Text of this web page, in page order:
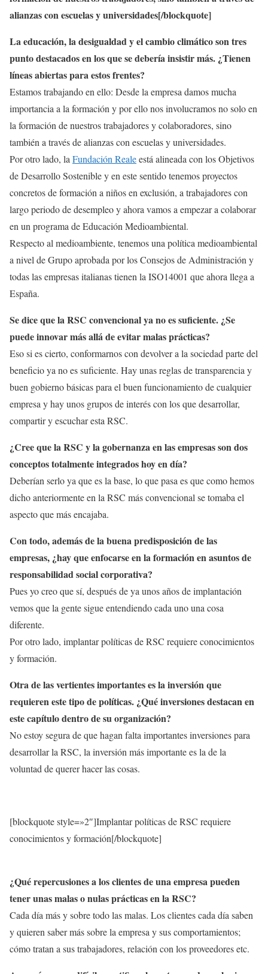
alianzas con escuelas y universidades[/blockquote]
La educación, la desigualdad y el cambio climático son tres
punto destacados en los que se debería insistir más. ¿Tienen
líneas abiertas para estos frentes?
Estamos trabajando en ello: Desde la empresa damos mucha
importancia a la formación y por ello nos involucramos no solo en
la formación de nuestros trabajadores y colaboradores, sino
también a través de alianzas con escuelas y universidades.
Por otro lado, laFundación Realeestá alineada con los Objetivos
de Desarrollo Sostenible y en este sentido tenemos proyectos
concretos de formación a niños en exclusión, a trabajadores con
largo periodo de desempleo y ahora vamos a empezar a colaborar
en un programa de Educación Medioambiental.
Respecto al medioambiente, tenemos una política medioambiental
a nivel de Grupo aprobada por los Consejos de Administración y
todas las empresas italianas tienen la ISO14001 que ahora llega a
España.
Se dice que la RSC convencional ya no es suficiente. ¿Se
puede innovar más allá de evitar malas prácticas?
Eso si es cierto, conformarnos con devolver a la sociedad parte del
beneficio ya no es suficiente. Hay unas reglas de transparencia y
buen gobierno básicas para el buen funcionamiento de cualquier
empresa y hay unos grupos de interés con los que desarrollar,
compartir y escuchar esta RSC.
¿Cree que la RSC y la gobernanza en las empresas son dos
conceptos totalmente integrados hoy en día?
Deberían serlo ya que es la base, lo que pasa es que como hemos
dicho anteriormente en la RSC más convencional se tomaba el
aspecto que más encajaba.
Con todo, además de la buena predisposición de las
empresas, ¿hay que enfocarse en la formación en asuntos de
responsabilidad social corporativa?
Pues yo creo que sí, después de ya unos años de implantación
vemos que la gente sigue entendiendo cada uno una cosa
diferente.
Por otro lado, implantar políticas de RSC requiere conocimientos
y formación.
Otra de las vertientes importantes es la inversión que
requieren este tipo de políticas. ¿Qué inversiones destacan en
este capítulo dentro de su organización?
No estoy segura de que hagan falta importantes inversiones para
desarrollar la RSC, la inversión más importante es la de la
voluntad de querer hacer las cosas.
[blockquote style=»2″]Implantar políticas de RSC requiere
conocimientos y formación[/blockquote]
¿Qué repercusiones a los clientes de una empresa pueden
tener unas malas o nulas prácticas en la RSC?
Cada día más y sobre todo las malas. Los clientes cada día saben
y quieren saber más sobre la empresa y sus comportamientos;
cómo tratan a sus trabajadores, relación con los proveedores etc.